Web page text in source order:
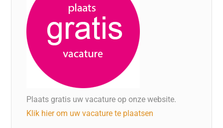
Plaats gratis uw vacature op onze website.
Klik hier om uw vacature te plaatsen